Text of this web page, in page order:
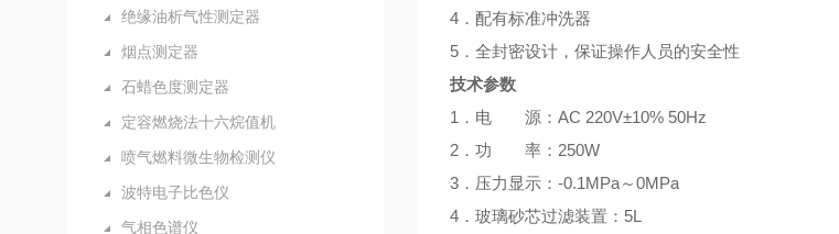
绝缘油析气性测定器
烟点测定器
石蜡色度测定器
定容燃烧法十六烷值机
喷气燃料微生物检测仪
波特电子比色仪
气相色谱仪
4．配有标准冲洗器
5．全封密设计，保证操作人员的安全性
技术参数
1．电 源：AC 220V±10% 50Hz
2．功 率：250W
3．压力显示：-0.1MPa～0MPa
4．玻璃砂芯过滤装置：5L